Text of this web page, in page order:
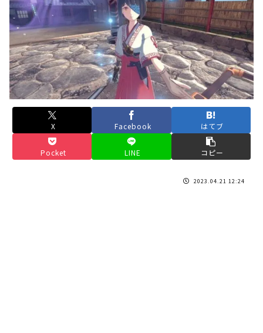
《強者達が上位に立ち並ぶ》「一級魔法使い選抜試験編」のキ
36歳の彼女と結婚したいのに、家族が猛反対。家族から信じら
【ホロライブ】アキロゼARK2次会ゴッフィーのサムネ草
Powered by livedoor 相互RSS
X Facebook はてブ
Pocket LINE コピー
2023.04.21 12:24